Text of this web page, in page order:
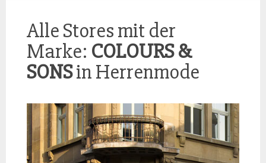
Alle Stores mit der
Marke: COLOURS &
SONSin Herrenmode